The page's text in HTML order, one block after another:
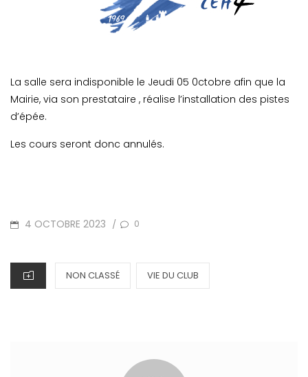
La salle sera indisponible le Jeudi 05 0ctobre afin que la
Mairie, via son prestataire , réalise l’installation des pistes
d’épée.
Les cours seront donc annulés.
POSTED
4 OCTOBRE 2023 / 0
CATEGORIES
NON CLASSÉ VIE DU CLUB